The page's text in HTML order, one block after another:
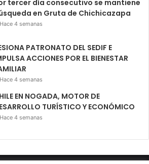
tercer día consecutivo se mantiene
en Gruta de Chichicazapa
Hace 4 semanas
PATRONATO DEL SEDIF E
ACCIONES POR EL BIENESTAR
Hace 4 semanas
EN NOGADA, MOTOR DE
TURÍSTICO Y ECONÓMICO
Hace 4 semanas